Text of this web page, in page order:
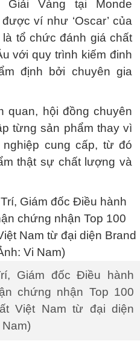
Vàng tại Monde
ví như ‘Oscar’ của
tổ chức đánh giá chất
với quy trình kiếm đinh
định bởi chuyên gia
quan, hội đồng chuyên
từng sản phẩm thay vì
cung cấp, từ đó
thật sự chất lượng và
Giám đốc Điều hành
chứng nhận Top 100
Việt Nam từ đại diện